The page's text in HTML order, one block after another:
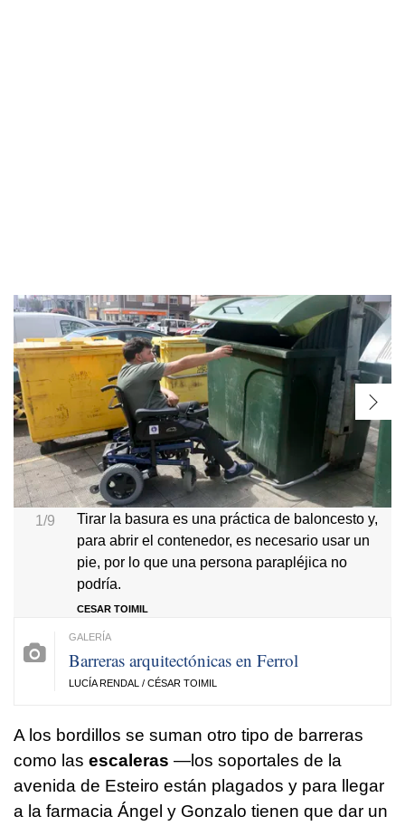
1/9
Tirar la basura es una práctica de baloncesto y,
para abrir el contenedor, es necesario usar un
pie, por lo que una persona parapléjica no
podría.
CESAR TOIMIL
Barreras arquitectónicas en Ferrol
LUCÍA RENDAL / CÉSAR TOIMIL
A los bordillos se suman otro tipo de barreras
como las escaleras —los soportales de la
avenida de Esteiro están plagados y para llegar
a la farmacia Ángel y Gonzalo tienen que dar un